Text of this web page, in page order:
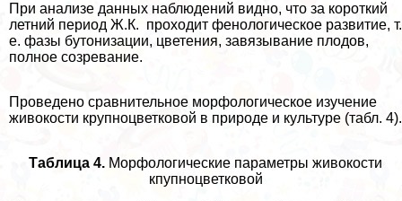
При анализе данных наблюдений видно, что за короткий
летний период Ж.К. проходит фенологическое развитие, т.
е. фазы бутонизации, цветения, завязывание плодов,
полное созревание.
Проведено сравнительное морфологическое изучение
живокости крупноцветковой в природе и культуре (табл. 4).
Таблица 4. Морфологические параметры живокости
кпупноцветковой